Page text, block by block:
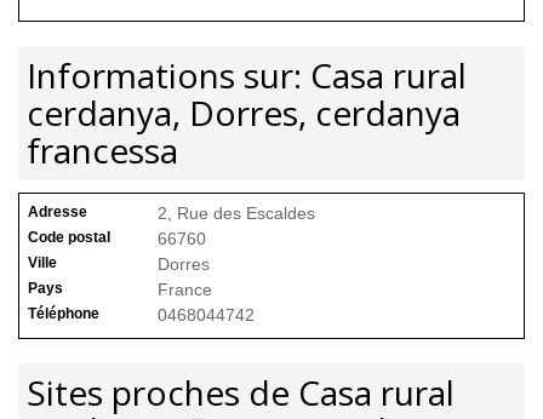
Informations sur: Casa rural
cerdanya, Dorres, cerdanya
francessa
Adresse 2, Rue des Escaldes
Code postal 66760
Ville Dorres
Pays France
Téléphone 0468044742
Sites proches de Casa rural